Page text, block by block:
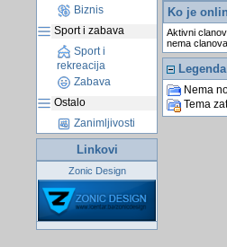
Biznis
Sport i zabava
Sport i
rekreacija
Zabava
Ostalo
Zanimljivosti
Linkovi
Zonic Design
Ko je
Aktivni
nema clanova
Legenda
Nema
Tema